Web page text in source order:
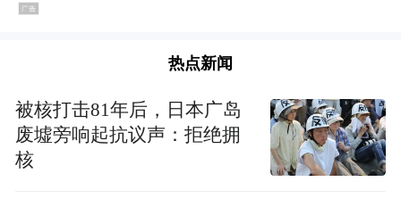
热点新闻
被核打击81年后，日本广岛
废墟旁响起抗议声：拒绝拥
核